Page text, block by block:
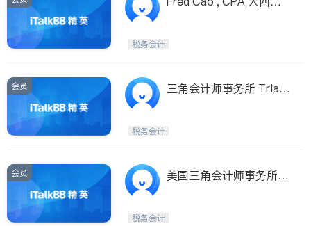
税务会计
会员
三角会计师事务所 Trian
税务会计
会员
美国三角会计师事务所 -
税务会计